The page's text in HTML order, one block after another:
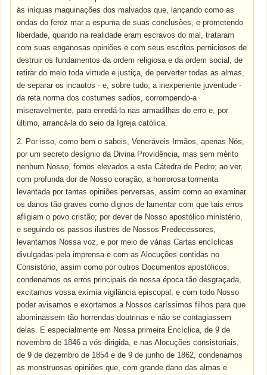
às iníquas maquinações dos malvados que, lançando como as
ondas do feroz mar a espuma de suas conclusões, e prometendo
liberdade, quando na realidade eram escravos do mal, trataram
com suas enganosas opiniões e com seus escritos perniciosos de
destruir os fundamentos da ordem religiosa e da ordem social, de
retirar do meio toda virtude e justiça, de perverter todas as almas,
de separar os incautos - e, sobre tudo, a inexperiente juventude -
da reta norma dos costumes sadios, corrompendo-a
miseravelmente, para enredá-la nas armadilhas do erro e, por
último, arrancá-la do seio da Igreja católica.
2. Por isso, como bem o sabeis, Veneráveis Irmãos, apenas Nós,
por um secreto desígnio da Divina Providência, mas sem mérito
nenhum Nosso, fomos elevados a esta Cátedra de Pedro; ao ver,
com profunda dor de Nosso coração, a horrorosa tormenta
levantada por tantas opiniões perversas, assim como ao examinar
os danos tão graves como dignos de lamentar com que tais erros
afligiam o povo cristão; por dever de Nosso apostólico ministério,
e seguindo os passos ilustres de Nossos Predecessores,
levantamos Nossa voz, e por meio de várias Cartas encíclicas
divulgadas pela imprensa e com as Alocuções contidas no
Consistório, assim como por outros Documentos apostólicos,
condenamos os erros principais de nossa época tão desgraçada,
excitamos vossa exímia vigilância episcopal, e com todo Nosso
poder avisamos e exortamos a Nossos caríssimos filhos para que
abominassem tão horrendas doutrinas e não se contagiassem
delas. E especialmente em Nossa primeira Encíclica, de 9 de
novembro de 1846 a vós dirigida, e nas Alocuções consistoriais,
de 9 de dezembro de 1854 e de 9 de junho de 1862, condenamos
as monstruosas opiniões que, com grande dano das almas e